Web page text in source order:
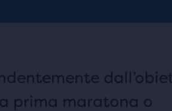
prima maratona o